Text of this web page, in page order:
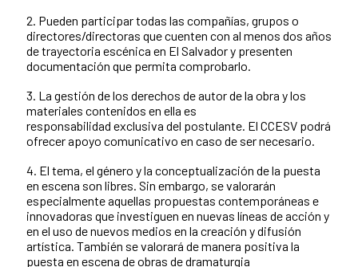
2. Pueden participar todas las compañías, grupos o
directores/directoras que cuenten con al menos dos años
de trayectoria escénica en El Salvador y presenten
documentación que permita comprobarlo.
3. La gestión de los derechos de autor de la obra y los
materiales contenidos en ella es
responsabilidad exclusiva del postulante. El CCESV podrá
ofrecer apoyo comunicativo en caso de ser necesario.
4. El tema, el género y la conceptualización de la puesta
en escena son libres. Sin embargo, se valorarán
especialmente aquellas propuestas contemporáneas e
innovadoras que investiguen en nuevas líneas de acción y
en el uso de nuevos medios en la creación y difusión
artística. También se valorará de manera positiva la
puesta en escena de obras de dramaturgia